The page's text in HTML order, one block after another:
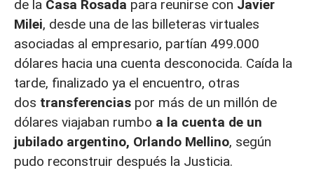
de la Casa Rosada para reunirse con Javier
Milei, desde una de las billeteras virtuales
asociadas al empresario, partían 499.000
dólares hacia una cuenta desconocida. Caída la
tarde, finalizado ya el encuentro, otras
dos transferencias por más de un millón de
dólares viajaban rumbo a la cuenta de un
jubilado argentino, Orlando Mellino, según
pudo reconstruir después la Justicia.